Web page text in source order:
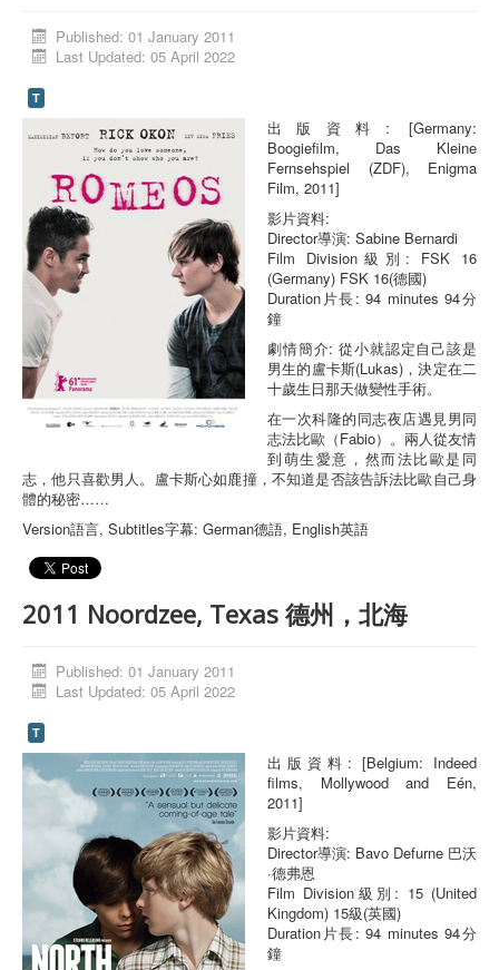
Activities
Database
Media Library
Trans Social Platform
Donors
Published: 01 January 2011
Last Updated: 05 April 2022
T
出版資料: [Germany:
Boogiefilm, Das Kleine
Fernsehspiel (ZDF), Enigma
Film, 2011]
影片資料:
Director導演: Sabine Bernardi
Film Division級別: FSK 16
(Germany) FSK 16(德國)
Duration片長: 94 minutes 94分
鐘
劇情簡介: 從小就認定自己該是
男生的盧卡斯(Lukas)，決定在二
十歲生日那天做變性手術。
在一次科隆的同志夜店遇見男同
志法比歐（Fabio）。兩人從友情
到萌生愛意，然而法比歐是同
志，他只喜歡男人。盧卡斯心如鹿撞，不知道是否該告訴法比歐自己身
體的秘密……
Version語言, Subtitles字幕: German德語, English英語
2011 Noordzee, Texas 德州，北海
Published: 01 January 2011
Last Updated: 05 April 2022
T
出版資料: [Belgium: Indeed
films, Mollywood and Eén,
2011]
影片資料:
Director導演: Bavo Defurne 巴沃
·德弗恩
Film Division級別: 15 (United
Kingdom) 15級(英國)
Duration片長: 94 minutes 94分
鐘